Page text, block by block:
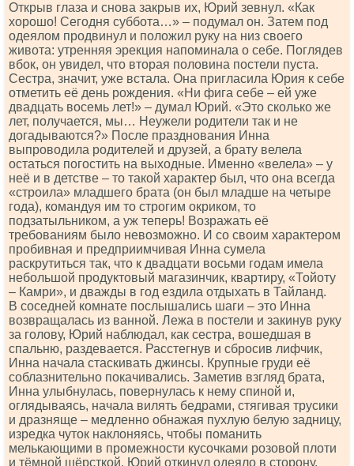
Открыв глаза и снова закрыв их, Юрий зевнул. «Как
хорошо! Сегодня суббота…» – подумал он. Затем под
одеялом продвинул и положил руку на низ своего
живота: утренняя эрекция напоминала о себе. Поглядев
вбок, он увидел, что вторая половина постели пуста.
Сестра, значит, уже встала. Она пригласила Юрия к себе
отметить её день рождения. «Ни фига себе – ей уже
двадцать восемь лет!» – думал Юрий. «Это сколько же
лет, получается, мы… Неужели родители так и не
догадываются?» После празднования Инна
выпроводила родителей и друзей, а брату велела
остаться погостить на выходные. Именно «велела» – у
неё и в детстве – то такой характер был, что она всегда
«строила» младшего брата (он был младше на четыре
года), командуя им то строгим окриком, то
подзатыльником, а уж теперь! Возражать её
требованиям было невозможно. И со своим характером
пробивная и предприимчивая Инна сумела
раскрутиться так, что к двадцати восьми годам имела
небольшой продуктовый магазинчик, квартиру, «Тойоту
– Камри», и дважды в год ездила отдыхать в Тайланд.
В соседней комнате послышались шаги – это Инна
возвращалась из ванной. Лежа в постели и закинув руку
за голову, Юрий наблюдал, как сестра, вошедшая в
спальню, раздевается. Расстегнув и сбросив лифчик,
Инна начала стаскивать джинсы. Крупные груди её
соблазнительно покачивались. Заметив взгляд брата,
Инна улыбнулась, повернулась к нему спиной и,
оглядываясь, начала вилять бедрами, стягивая трусики
и дразняще – медленно обнажая пухлую белую задницу,
изредка чуток наклоняясь, чтобы поманить
мелькающими в промежности кусочками розовой плоти
и тёмной шёрсткой. Юрий откинул одеяло в сторону,